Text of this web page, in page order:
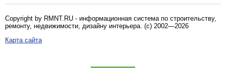
Copyright by RMNT.RU - информационная система по строительству,
ремонту, недвижимости, дизайну интерьера . (c) 2002—2026
Карта сайта